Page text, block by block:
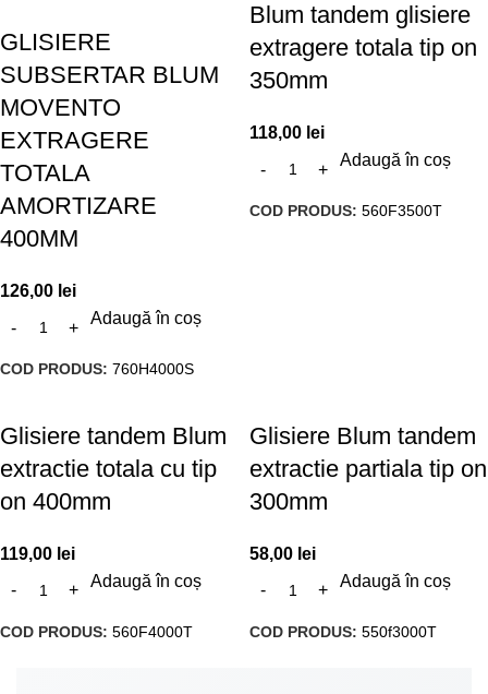
GLISIERE
SUBSERTAR BLUM
MOVENTO
EXTRAGERE
TOTALA
AMORTIZARE
400MM
126,00 lei
Adaugă în coș
COD PRODUS: 760H4000S
Blum tandem glisiere
extragere totala tip on
350mm
118,00 lei
Adaugă în coș
COD PRODUS: 560F3500T
Glisiere tandem Blum
extractie totala cu tip
on 400mm
119,00 lei
Adaugă în coș
COD PRODUS: 560F4000T
Glisiere Blum tandem
extractie partiala tip on
300mm
58,00 lei
Adaugă în coș
COD PRODUS: 550f3000T